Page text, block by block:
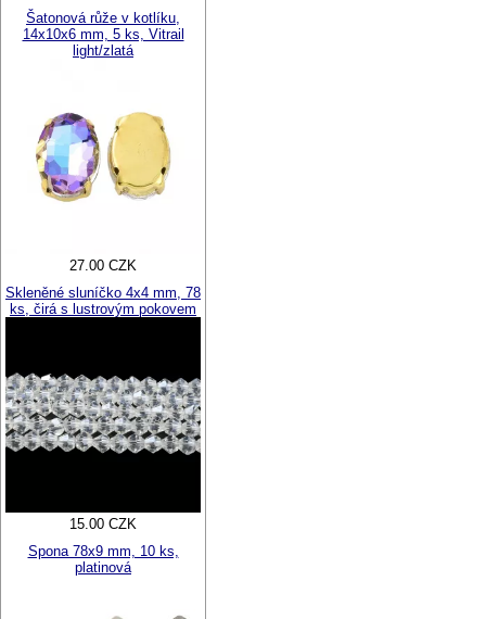
Šatonová růže v kotlíku,
14x10x6 mm, 5 ks, Vitrail
light/zlatá
27.00 CZK
Skleněné sluníčko 4x4 mm, 78
ks, čirá s lustrovým pokovem
15.00 CZK
Spona 78x9 mm, 10 ks,
platinová